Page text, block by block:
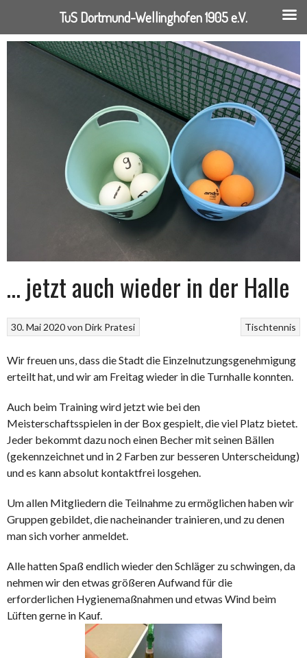
Springe
… jetzt auch wieder in der Halle
Tischtennis
30. Mai 2020vonDirk Pratesi
Wir freuen uns, dass die Stadt die Einzelnutzungsgenehmigung
erteilt hat, und wir am Freitag wieder in die Turnhalle konnten.
Auch beim Training wird jetzt wie bei den
Meisterschaftsspielen in der Box gespielt, die viel Platz bietet.
Jeder bekommt dazu noch einen Becher mit seinen Bällen
(gekennzeichnet und in 2 Farben zur besseren Unterscheidung)
und es kann absolut kontaktfrei losgehen.
Um allen Mitgliedern die Teilnahme zu ermöglichen haben wir
Gruppen gebildet, die nacheinander trainieren, und zu denen
man sich vorher anmeldet.
Alle hatten Spaß endlich wieder den Schläger zu schwingen, da
nehmen wir den etwas größeren Aufwand für die
erforderlichen Hygienemaßnahmen und etwas Wind beim
Lüften gerne in Kauf.
TuS Dortmund-Wellinghofen 1905 e.V.